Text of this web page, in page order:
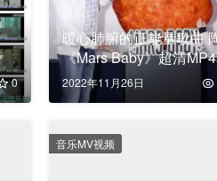
0
暖心肺腑的正能量歌曲
《Mars Baby》超清
MV下载
2022年11月26日
音乐MV视频